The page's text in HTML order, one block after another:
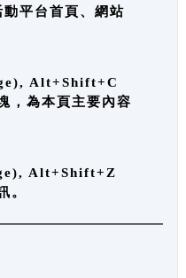
平台首頁、網站
Alt+Shift+C
，為本頁主要內容
Alt+Shift+Z
。